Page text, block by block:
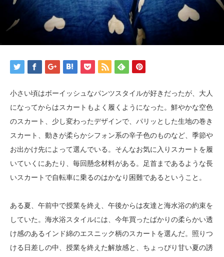
小さい頃はボーイッシュなパンツスタイルが好きだったが、大人
になってからはスカートもよく履くようになった。鮮やかな空色
のスカート、少し変わったデザインで、パリッとした生地の巻き
スカート、動きが柔らかシフォン系の辛子色のものなど、季節や
お出かけ先によって選んでいる。そんなお気に入りスカートを履
いていくにあたり、毎回懸念材料がある。足首まであるような長
いスカートで自転車に乗るのはかなり困難であるということ。
ある夏、午前中で授業を終え、午後からは友達と海水浴の約束を
していた。海水浴スタイルには、今年買ったばかりの柔らかい透
け感のあるインド綿のエスニック柄のスカートを選んだ。照りつ
ける日差しの中、授業を終えた解放感と、ちょっぴり甘い夏の誘